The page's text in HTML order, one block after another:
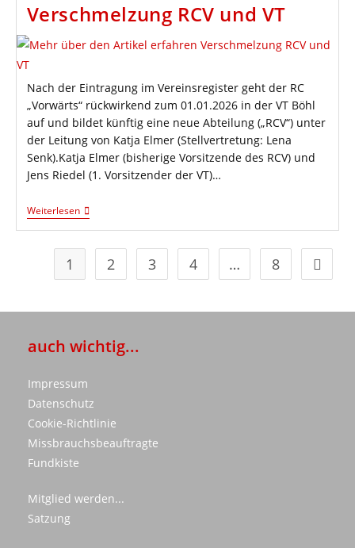
Für
Anfänger
Und
Wiedereinsteiger
Verschmelzung RCV und VT
Nach der Eintragung im Vereinsregister geht der RC
„Vorwärts“ rückwirkend zum 01.01.2026 in der VT Böhl
auf und bildet künftig eine neue Abteilung („RCV“) unter
der Leitung von Katja Elmer (Stellvertretung: Lena
Senk).Katja Elmer (bisherige Vorsitzende des RCV) und
Jens Riedel (1. Vorsitzender der VT)…
WeiterlesenVerschmelzung
RCV
VT
1 2 3 4 … 8 Zur
auch wichtig...
Impressum
Datenschutz
Cookie-Richtlinie
Missbrauchsbeauftragte
Fundkiste
Mitglied werden...
Satzung